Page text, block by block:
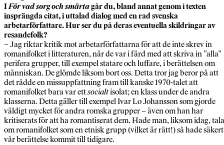
IFör vad sorg och smärtagår du, bland annat genom i texten
insprängda citat, i uttalad dialog med en rad svenska
arbetarförfattare. Hur ser du på deras eventuella skildringar av
resandefolk?
– Jag riktar kritik mot arbetarförfattarna för att de inte skrev in
romanifolket i litteraturen, när de var i färd med att skriva in ”alla”
perifera grupper, till exempel statare och luffare, i berättelsen om
människan. De glömde liksom bort oss. Detta tror jag beror på att
det rådde en missuppfattning fram till kanske 1970-talet att
romanifolket bara var ettsocialtisolat; en klass under de andra
klasserna. Detta gäller till exempel Ivar Lo Johansson som gjorde
väldigt mycket för andra romska grupper – även om han har
kritiserats för att ha romantiserat dem. Hade man, liksom idag,
om romanifolket som en etnisk grupp (vilket är rätt!) så hade säkert
vår berättelse kommit till tidigare.